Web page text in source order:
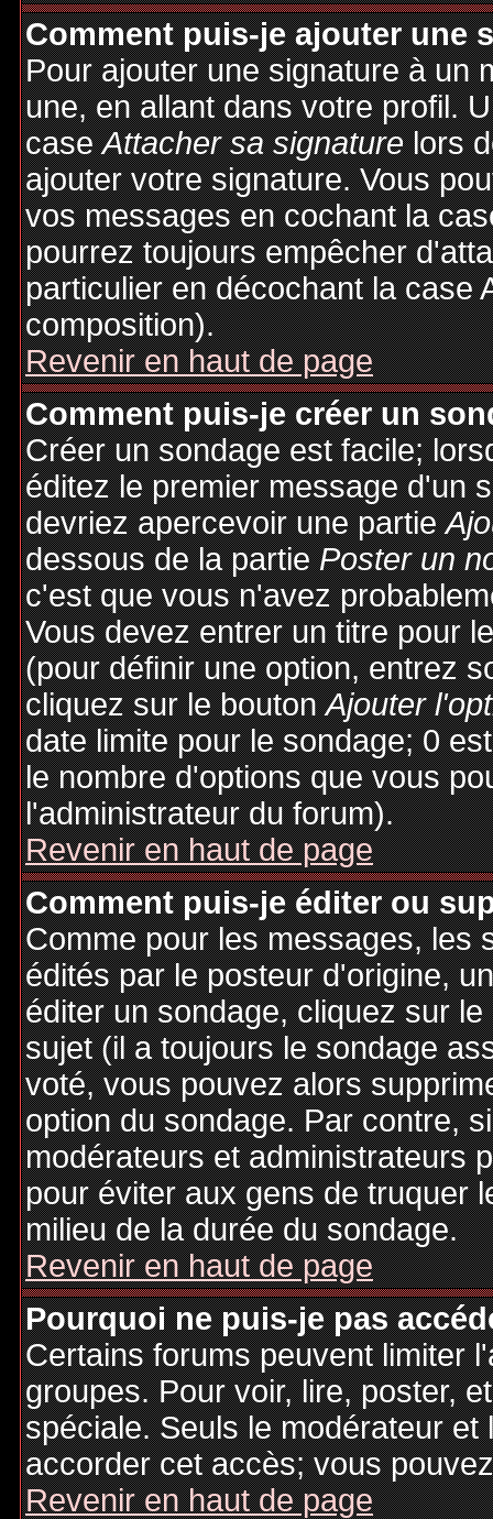
Comment puis-je ajouter une
Pour ajouter une signature à un
une, en allant dans votre profil.
caseAttacher sa signaturelors
ajouter votre signature. Vous
vos messages en cochant la
pourrez toujours empêcher
particulier en décochant la case
composition).
Revenir en haut de page
Comment puis-je créer un
Créer un sondage est facile;
éditez le premier message d'un
devriez apercevoir une partie
dessous de la partiePoster un
c'est que vous n'avez
Vous devez entrer un titre pour
(pour définir une option, entrez
cliquez sur le boutonAjouter
date limite pour le sondage; 0
le nombre d'options que vous
l'administrateur du forum).
Revenir en haut de page
Comment puis-je éditer ou
Comme pour les messages, les
édités par le posteur d'origine,
éditer un sondage, cliquez sur
sujet (il a toujours le sondage
voté, vous pouvez alors
option du sondage. Par contre,
modérateurs et administrateurs
pour éviter aux gens de truquer
milieu de la durée du sondage.
Revenir en haut de page
Pourquoi ne puis-je pas
Certains forums peuvent limiter
groupes. Pour voir, lire, poster,
spéciale. Seuls le modérateur
accorder cet accès; vous
Revenir en haut de page